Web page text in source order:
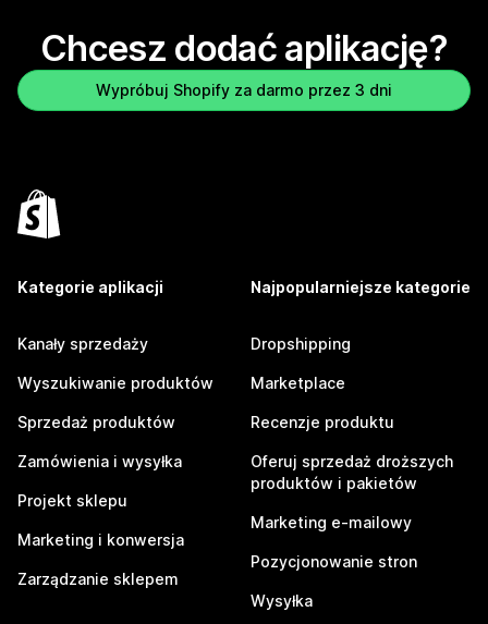
Chcesz dodać aplikację?
Wypróbuj Shopify za darmo przez 3 dni
Kategorie aplikacji
Kanały sprzedaży
Wyszukiwanie produktów
Sprzedaż produktów
Zamówienia i wysyłka
Projekt sklepu
Marketing i konwersja
Zarządzanie sklepem
Najpopularniejsze kategorie
Dropshipping
Marketplace
Recenzje produktu
Oferuj sprzedaż droższych
produktów i pakietów
Marketing e-mailowy
Pozycjonowanie stron
Wysyłka